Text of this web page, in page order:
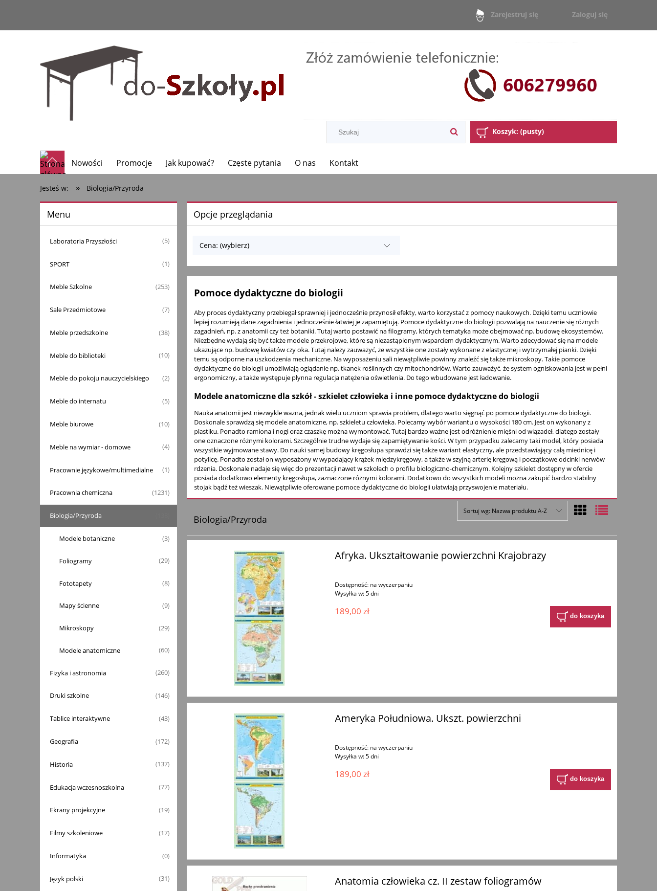
Zarejestruj się Zaloguj się
Koszyk: (pusty)
Nowości Promocje Jak kupować? Częste pytania O nas Kontakt
Jesteś w: » Biologia/Przyroda
Menu
Laboratoria Przyszłości (5)
SPORT (1)
Meble Szkolne (253)
Sale Przedmiotowe (7)
Meble przedszkolne (38)
Meble do biblioteki (10)
Meble do pokoju nauczycielskiego (2)
Meble do internatu (5)
Meble biurowe (10)
Meble na wymiar - domowe (4)
Pracownie językowe/multimedialne (1)
Pracownia chemiczna (1231)
Biologia/Przyroda
Modele botaniczne (3)
Foliogramy (29)
Fototapety (8)
Mapy ścienne (9)
Mikroskopy (29)
Modele anatomiczne (60)
Fizyka i astronomia (260)
Druki szkolne (146)
Tablice interaktywne (43)
Geografia (172)
Historia (137)
Edukacja wczesnoszkolna (77)
Ekrany projekcyjne (19)
Filmy szkoleniowe (17)
Informatyka (0)
Język polski (31)
Opcje przeglądania
Cena: (wybierz)
Pomoce dydaktyczne do biologii
Aby proces dydaktyczny przebiegał sprawniej i jednocześnie przynosił efekty, warto korzystać z pomocy naukowych. Dzięki temu uczniowie
lepiej rozumieją dane zagadnienia i jednocześnie łatwiej je zapamiętują. Pomoce dydaktyczne do biologii pozwalają na nauczenie się różnych
zagadnień, np. z anatomii czy też botaniki. Tutaj warto postawić na filogramy, których tematyka może obejmować np. budowę ekosystemów.
Niezbędne wydają się być także modele przekrojowe, które są niezastąpionym wsparciem dydaktycznym. Warto zdecydować się na modele
ukazujące np. budowę kwiatów czy oka. Tutaj należy zauważyć, że wszystkie one zostały wykonane z elastycznej i wytrzymałej pianki. Dzięki
temu są odporne na uszkodzenia mechaniczne. Na wyposażeniu sali niewątpliwie powinny znaleźć się także mikroskopy. Takie pomoce
dydaktyczne do biologii umożliwiają oglądanie np. tkanek roślinnych czy mitochondriów. Warto zauważyć, że system ogniskowania jest w pełni
ergonomiczny, a także występuje płynna regulacja natężenia oświetlenia. Do tego wbudowane jest ładowanie.
Modele anatomiczne dla szkół - szkielet człowieka i inne pomoce dydaktyczne do biologii
Nauka anatomii jest niezwykle ważna, jednak wielu uczniom sprawia problem, dlatego warto sięgnąć po pomoce dydaktyczne do biologii.
Doskonale sprawdzą się modele anatomiczne, np. szkieletu człowieka. Polecamy wybór wariantu o wysokości 180 cm. Jest on wykonany z
plastiku. Ponadto ramiona i nogi oraz czaszkę można wymontować. Tutaj bardzo ważne jest odróżnienie mięśni od wiązadeł, dlatego zostały
one oznaczone różnymi kolorami. Szczególnie trudne wydaje się zapamiętywanie kości. W tym przypadku zalecamy taki model, który posiada
wszystkie wyjmowane stawy. Do nauki samej budowy kręgosłupa sprawdzi się także wariant elastyczny, ale przedstawiający całą miednicę i
potylicę. Ponadto został on wyposażony w wypadający krążek międzykręgowy, a także w szyjną arterię kręgową i początkowe odcinki nerwów
rdzenia. Doskonale nadaje się więc do prezentacji nawet w szkołach o profilu biologiczno-chemicznym. Kolejny szkielet dostępny w ofercie
posiada dodatkowo elementy kręgosłupa, zaznaczone różnymi kolorami. Dodatkowo do wszystkich modeli można zakupić bardzo stabilny
stojak bądź też wieszak. Niewątpliwie oferowane pomoce dydaktyczne do biologii ułatwiają przyswojenie materiału.
Biologia/Przyroda
Sortuj wg: Nazwa produktu A-Z
Afryka. Ukształtowanie powierzchni Krajobrazy
Dostępność: na wyczerpaniu
Wysyłka w:5 dni
189,00 zł do koszyka
Ameryka Południowa. Ukszt. powierzchni
Dostępność: na wyczerpaniu
Wysyłka w:5 dni
189,00 zł do koszyka
Anatomia człowieka cz. II zestaw foliogramów